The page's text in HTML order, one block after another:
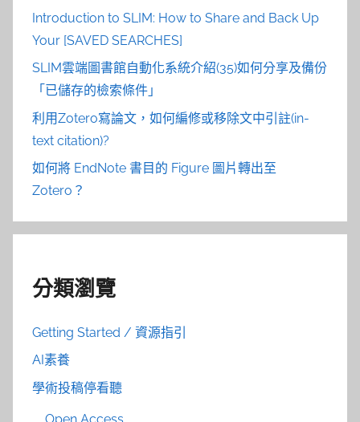
Introduction to SLIM: How to Share and Back Up
Your [SAVED SEARCHES]
SLIM雲端圖書館自動化系統介紹(35)如何分享及備份
「已儲存的檢索條件」
利用Zotero寫論文，如何編修或移除文中引註(in-
text citation)?
如何將 EndNote 書目的 Figure 圖片轉出至
Zotero？
分類瀏覽
Getting Started / 資源指引
AI素養
學術投稿停看聽